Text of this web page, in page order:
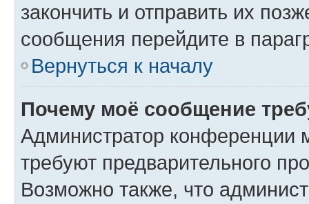
закончить и отправить их
сообщения перейдите в
Вернуться к началу
Почему моё сообщение
Администратор конференции
требуют предварительного
Возможно также, что